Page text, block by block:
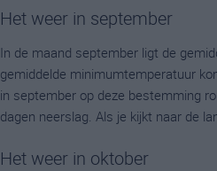
Het weer in september
In de maand september ligt de
gemiddelde minimumtemperatuur
in september op deze bestemming
dagen neerslag. Als je kijkt naar de
Het weer in oktober